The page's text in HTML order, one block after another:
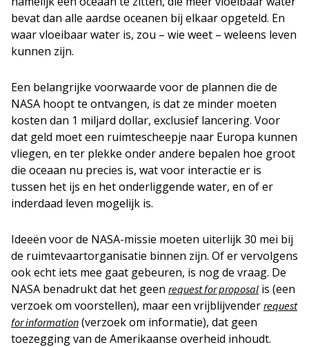
bevat dan alle aardse oceanen bij elkaar opgeteld. En
waar vloeibaar water is, zou – wie weet – weleens leven
kunnen zijn.
Een belangrijke voorwaarde voor de plannen die de
NASA hoopt te ontvangen, is dat ze minder moeten
kosten dan 1 miljard dollar, exclusief lancering. Voor
dat geld moet een ruimtescheepje naar Europa kunnen
vliegen, en ter plekke onder andere bepalen hoe groot
die oceaan nu precies is, wat voor interactie er is
tussen het ijs en het onderliggende water, en of er
inderdaad leven mogelijk is.
Ideeën voor de NASA-missie moeten uiterlijk 30 mei bij
de ruimtevaartorganisatie binnen zijn. Of er vervolgens
ook echt iets mee gaat gebeuren, is nog de vraag. De
NASA benadrukt dat het geen request for proposal is (een
verzoek om voorstellen), maar een vrijblijvender request
for information (verzoek om informatie), dat geen
toezegging van de Amerikaanse overheid inhoudt.